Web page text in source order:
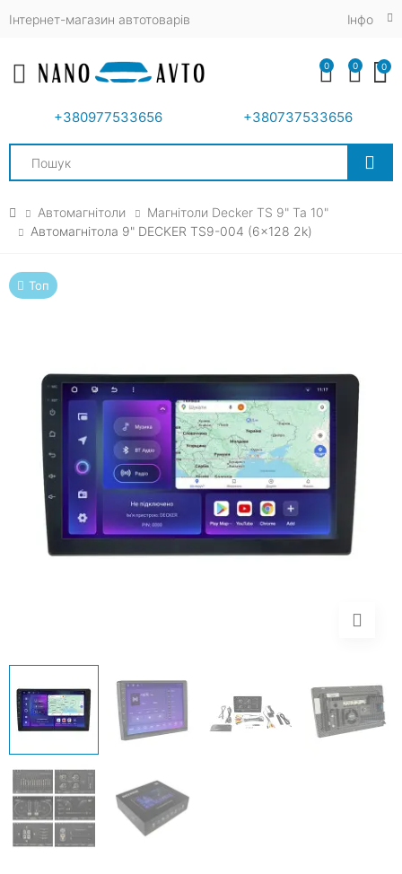
Інтернет-магазин автотоварів Iнфо
Toggle mobile menu
+380977533656 +380737533656
Search
0 0 0
Автомагнітоли
Магнітоли Decker TS 9" Та 10"
Автомагнітола 9" DECKER TS9-004 (6x128 2k)
Топ